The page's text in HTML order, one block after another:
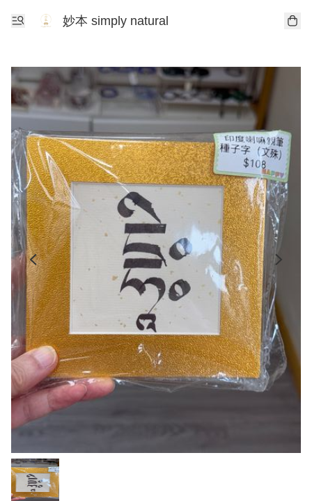
妙本 simply natural